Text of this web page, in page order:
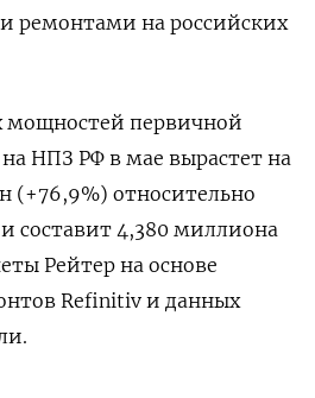
ремонтами на российских
первичной
НПЗ РФ в мае вырастет на
(+76,9%) относительно
составит 4,380 миллиона
Рейтер на основе
Refinitiv и данных